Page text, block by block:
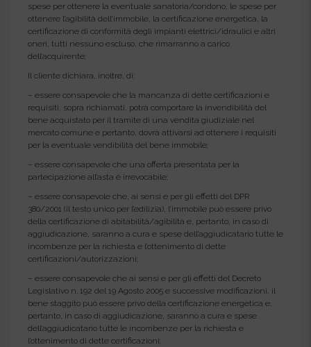
spese per ottenere la eventuale sanatoria/condono, le spese per
ottenere l’agibilità dell’immobile, la certificazione energetica, la
certificazione di conformità degli impianti elettrici/idraulici e altri
oneri, tutti nessuno escluso, che rimarranno a carico
dell’acquirente;
Il cliente dichiara, inoltre, di:
– essere consapevole che la mancanza di dette certificazioni e
requisiti, sopra richiamati, potrà comportare la invendibilità del
bene acquistato per il tramite di una vendita giudiziale nel
mercato comune e pertanto, dovrà attivarsi ad ottenere i requisiti
per la eventuale vendibilità del bene immobile;
– essere consapevole che una offerta presentata per la
partecipazione all’asta è irrevocabile;
– essere consapevole che, ai sensi e per gli effetti del DPR
380/2001 (il testo unico per l’edilizia), l’immobile può essere privo
della certificazione di abitabilità/agibilità e, pertanto, in caso di
aggiudicazione, saranno a cura e spese dell’aggiudicatario tutte le
incombenze per la richiesta e l’ottenimento di dette
certificazioni/autorizzazioni;
– essere consapevole che ai sensi e per gli effetti del Decreto
Legislativo n. 192 del 19 Agosto 2005 e successive modificazioni, il
bene staggito può essere privo della certificazione energetica e,
pertanto, in caso di aggiudicazione, saranno a cura e spese
dell’aggiudicatario tutte le incombenze per la richiesta e
l’ottenimento di dette certificazioni;